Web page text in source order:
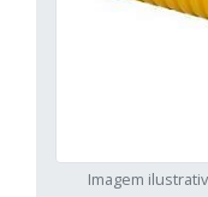
Imagem